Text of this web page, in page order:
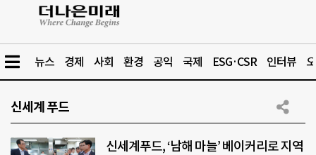
뉴스 경제 사회 환경 공익 국제 ESG·CSR 인터뷰
신세계 푸드
신세계푸드, ‘남해 마늘’ 베이커리로 지역